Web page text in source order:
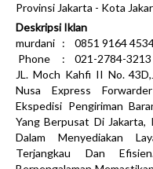
Provinsi Jakarta - Kota
Deskripsi Iklan
murdani : 0851 9164
Phone : 021-2784-3213
JL. Moch Kahfi II No.
Nusa Express
Ekspedisi Pengiriman
Yang Berpusat Di Jakarta,
Dalam Menyediakan
Terjangkau Dan